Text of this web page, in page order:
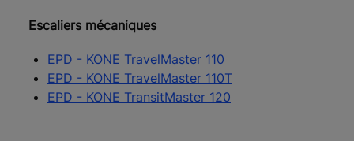
Escaliers mécaniques
EPD - KONE TravelMaster 110
EPD - KONE TravelMaster 110T
EPD - KONE TransitMaster 120